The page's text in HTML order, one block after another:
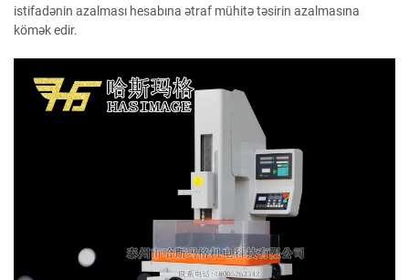
istifadənin azalması hesabına ətraf mühitə təsirin azalmasına
kömək edir.